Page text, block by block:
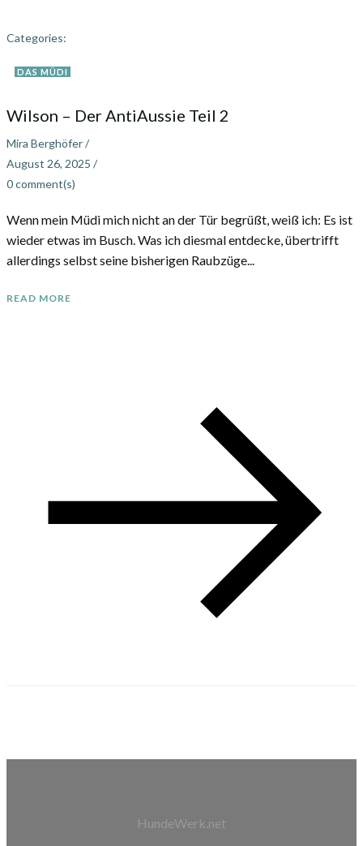
Categories:
DAS MÜDI
Wilson – Der AntiAussie Teil 2
Mira Berghöfer/
August 26, 2025 /
0comment(s)
Wenn mein Müdi mich nicht an der Tür begrüßt, weiß ich: Es ist
wieder etwas im Busch. Was ich diesmal entdecke, übertrifft
allerdings selbst seine bisherigen Raubzüge...
READ MORE
HundeWerk.net